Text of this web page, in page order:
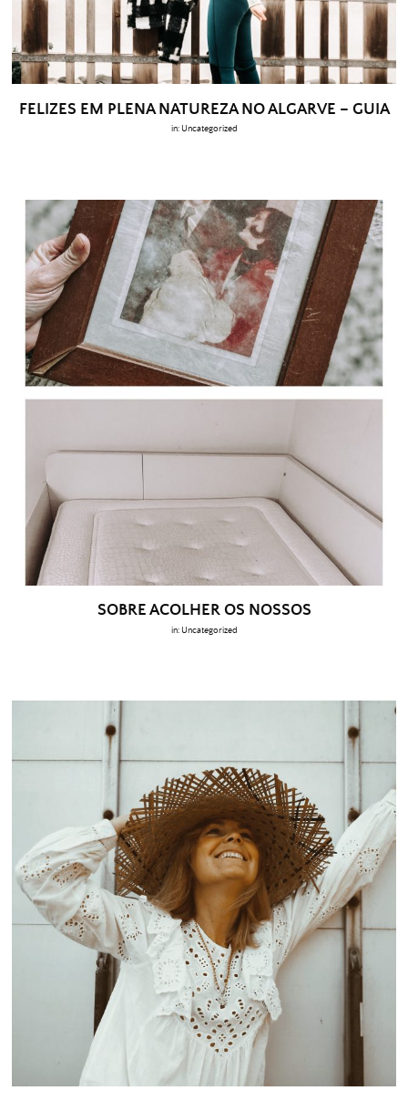
FELIZES EM PLENA NATUREZA NO ALGARVE – GUIA
in: Uncategorized
SOBRE ACOLHER OS NOSSOS
in: Uncategorized